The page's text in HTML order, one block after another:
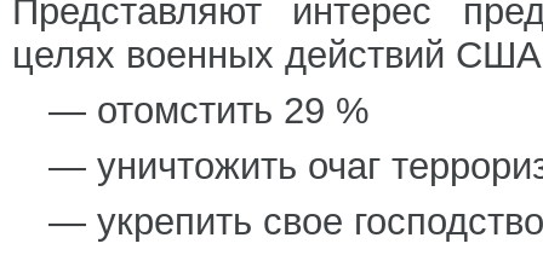
Представляют интерес
целях военных действий
— отомстить 29 %
— уничтожить очаг
— укрепить свое